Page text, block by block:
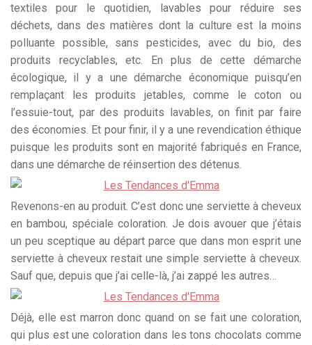
textiles pour le quotidien, lavables pour réduire ses
déchets, dans des matières dont la culture est la moins
polluante possible, sans pesticides, avec du bio, des
produits recyclables, etc. En plus de cette démarche
écologique, il y a une démarche économique puisqu’en
remplaçant les produits jetables, comme le coton ou
l’essuie-tout, par des produits lavables, on finit par faire
des économies. Et pour finir, il y a une revendication éthique
puisque les produits sont en majorité fabriqués en France,
dans une démarche de réinsertion des détenus.
Revenons-en au produit. C’est donc une serviette à cheveux
en bambou, spéciale coloration. Je dois avouer que j’étais
un peu sceptique au départ parce que dans mon esprit une
serviette à cheveux restait une simple serviette à cheveux.
Sauf que, depuis que j’ai celle-là, j’ai zappé les autres…
Déjà, elle est marron donc quand on se fait une coloration,
qui plus est une coloration dans les tons chocolats comme